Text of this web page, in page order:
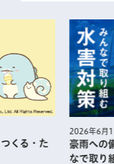
くる・た
2026年6月1
豪雨への
なで取り